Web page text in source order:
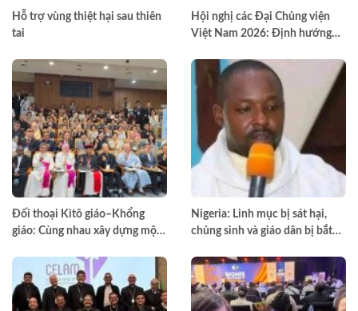
Hỗ trợ vùng thiệt hại sau thiên
tai
Hội nghị các Đại Chủng viện
Việt Nam 2026: Định hướng
Đối thoại Kitô giáo–Khổng
giáo: Cùng nhau xây dựng một
Nigeria: Linh mục bị sát hại,
chủng sinh và giáo dân bị bắt